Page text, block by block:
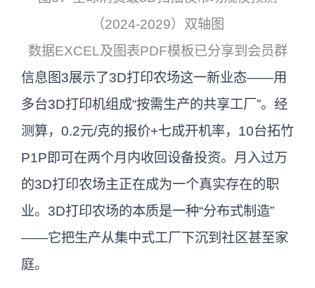
（2024-2029）双轴图
数据EXCEL及图表PDF模板已分享到会员群
信息图3展示了3D打印农场这一新业态——用
多台3D打印机组成“按需生产的共享工厂”。经
测算，0.2元/克的报价+七成开机率，10台拓竹
P1P即可在两个月内收回设备投资。月入过万
的3D打印农场主正在成为一个真实存在的职
业。3D打印农场的本质是一种“分布式制造”
——它把生产从集中式工厂下沉到社区甚至家
庭。